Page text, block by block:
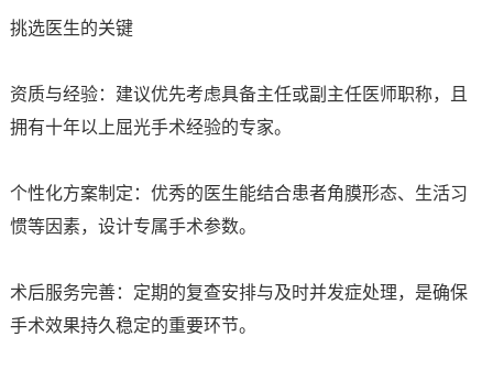
挑选医生的关键
资质与经验：建议优先考虑具备主任或副主任医师职称，且
拥有十年以上屈光手术经验的专家。
个性化方案制定：优秀的医生能结合患者角膜形态、生活习
惯等因素，设计专属手术参数。
术后服务完善：定期的复查安排与及时并发症处理，是确保
手术效果持久稳定的重要环节。